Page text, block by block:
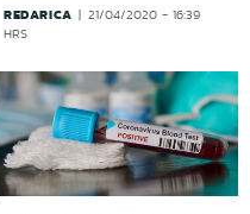
REDARICA
21/04/2020 - 16:39
HRS